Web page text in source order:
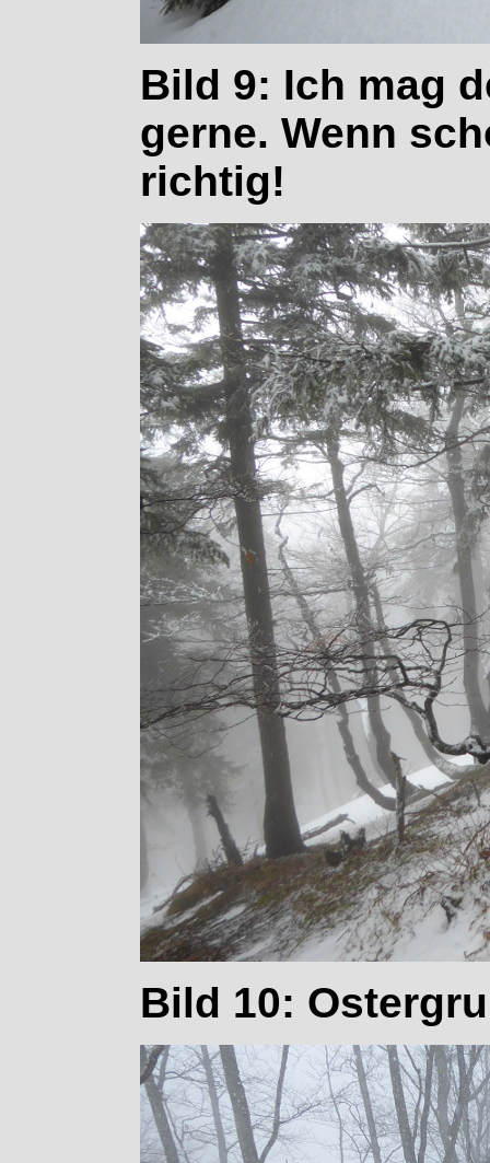
Bild 9: Ich mag
gerne. Wenn
richtig!
Bild 10: